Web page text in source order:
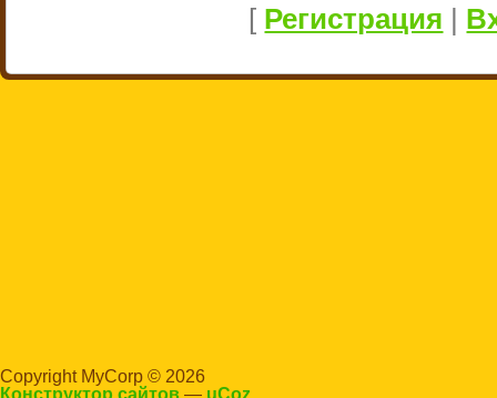
[ Регистрация |
Copyright MyCorp © 2026
Конструктор сайтов — uCoz